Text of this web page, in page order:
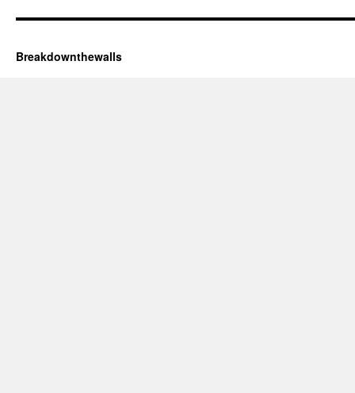
Breakdownthewalls